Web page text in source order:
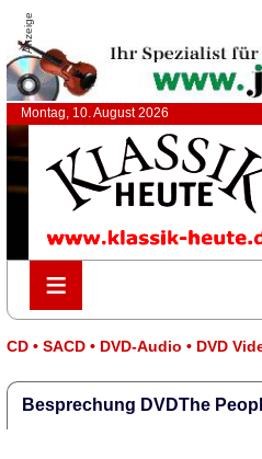
Anzeige
Montag, 10. August 2026
≡
≡
CD • SACD • DVD-Audio • DVD
Besprechung DVDThe